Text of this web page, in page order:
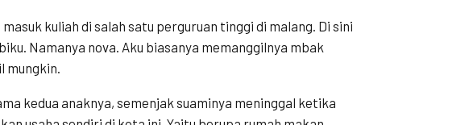
kuliah di salah satu perguruan tinggi di malang. Di sini
Namanya nova. Aku biasanya memanggilnya mbak
mungkin.
kedua anaknya, semenjak suaminya meninggal ketika